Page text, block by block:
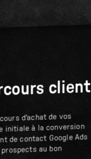
client
d'achat de vos
initiale à la conversion
de contact Google Ads
au bon